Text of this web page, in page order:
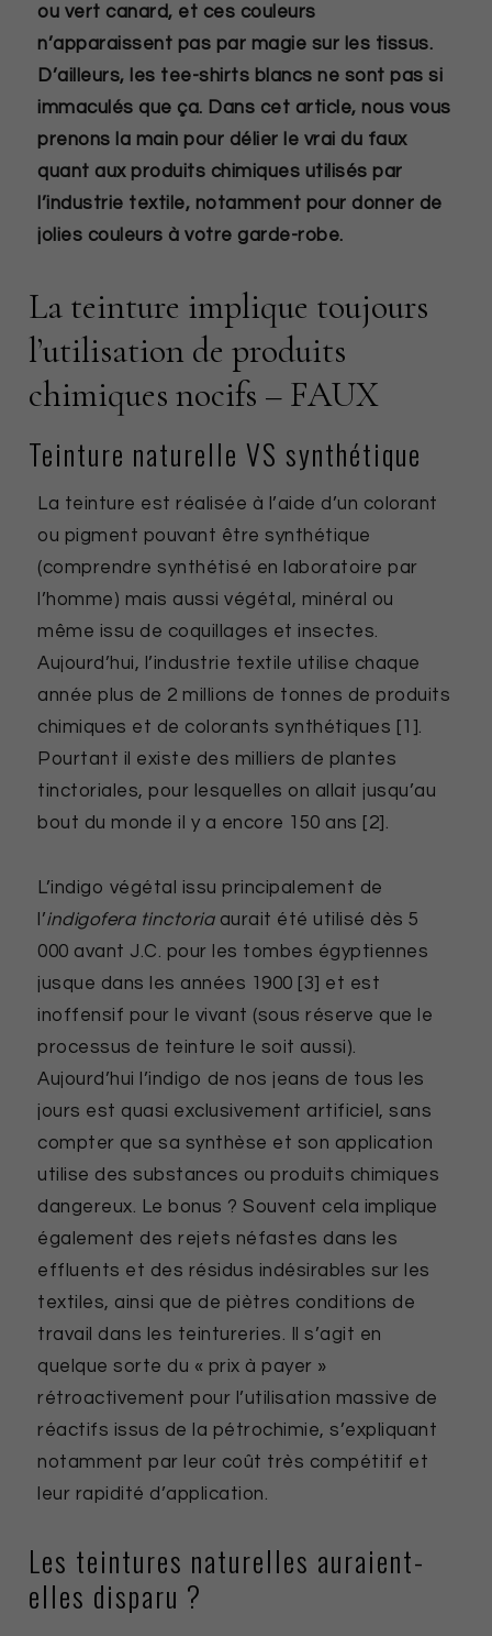
ou vert canard, et ces couleurs
n’apparaissent pas par magie sur les tissus.
D’ailleurs, les tee-shirts blancs ne sont pas si
immaculés que ça. Dans cet article, nous vous
prenons la main pour délier le vrai du faux
quant aux produits chimiques utilisés par
l’industrie textile, notamment pour donner de
jolies couleurs à votre garde-robe.
La teinture implique toujours
l’utilisation de produits
chimiques nocifs – FAUX
Teinture naturelle VS synthétique
La teinture est réalisée à l’aide d’un colorant
ou pigment pouvant être synthétique
(comprendre synthétisé en laboratoire par
l’homme) mais aussi végétal, minéral ou
même issu de coquillages et insectes.
Aujourd’hui, l’industrie textile utilise chaque
année plus de 2 millions de tonnes de produits
chimiques et de colorants synthétiques [1].
Pourtant il existe des milliers de plantes
tinctoriales, pour lesquelles on allait jusqu’au
bout du monde il y a encore 150 ans [2].
L’indigo végétal issu principalement de
l’indigofera tinctoriaaurait été utilisé dès 5
000 avant J.C. pour les tombes égyptiennes
jusque dans les années 1900 [3] et est
inoffensif pour le vivant (sous réserve que le
processus de teinture le soit aussi).
Aujourd’hui l’indigo de nos jeans de tous les
jours est quasi exclusivement artificiel, sans
compter que sa synthèse et son application
utilise des substances ou produits chimiques
dangereux. Le bonus ? Souvent cela implique
également des rejets néfastes dans les
effluents et des résidus indésirables sur les
textiles, ainsi que de piètres conditions de
travail dans les teintureries. Il s’agit en
quelque sorte du « prix à payer »
rétroactivement pour l’utilisation massive de
réactifs issus de la pétrochimie, s’expliquant
notamment par leur coût très compétitif et
leur rapidité d’application.
Les teintures naturelles auraient-
elles disparu ?